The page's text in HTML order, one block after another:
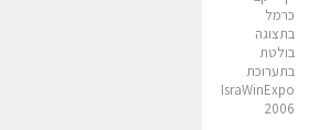
כרמל
בתצוגה
בולטת
בתערוכת
IsraWinExpo
2006